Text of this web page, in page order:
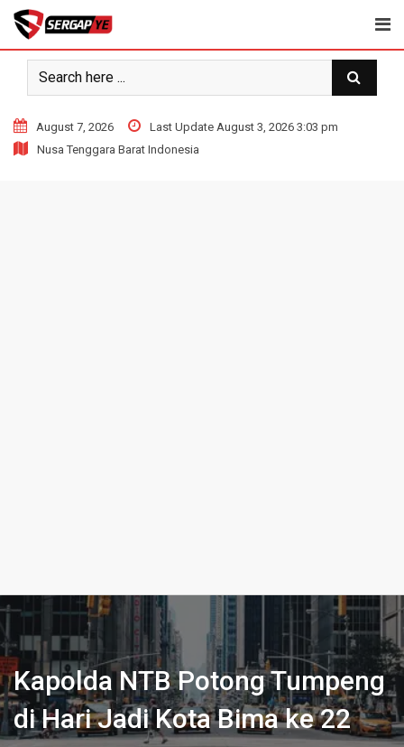
Skip
content
August 7, 2026
Last Update August 3, 2026 3:03 pm
Nusa Tenggara Barat Indonesia
Kapolda NTB Potong Tumpeng
di Hari Jadi Kota Bima ke 22